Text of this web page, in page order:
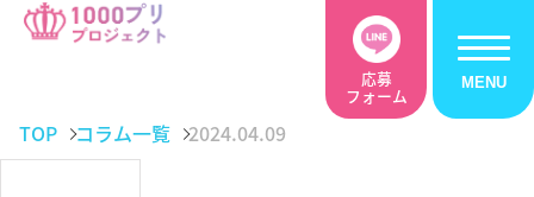
応募
フォーム
TOP コラム一覧 2024.04.09